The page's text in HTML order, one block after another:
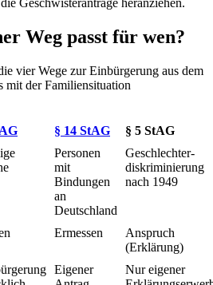
Geschwisteranträge heranziehen.
Weg passt für wen?
vier Wege zur Einbürgerung aus dem
mit der Familiensituation
§ 14 StAG
§ 5 StAG
Personen
mit
Bindungen
an
Deutschland
Geschlechter­
diskriminierung
nach 1949
Ermessen
Anspruch
(Erklärung)
Eigener
Nur eigener